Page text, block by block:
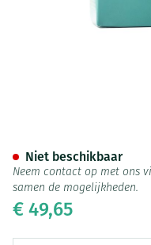
€ 49,65
Niet beschikbaar
Neem contact op met ons
samen de mogelijkheden.